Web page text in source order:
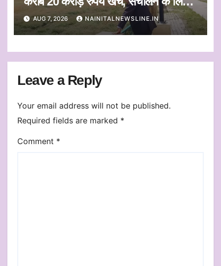
संस्था का चयन जल्द
AUG 7, 2026 NAINITALNEWSLINE.IN
Leave a Reply
Your email address will not be published.
Required fields are marked *
Comment *